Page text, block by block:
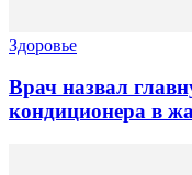
Здоровье
Врач назвал
кондиционера в